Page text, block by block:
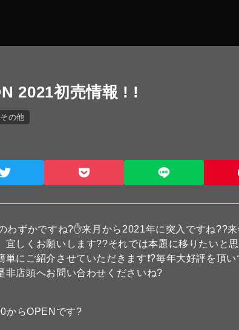
2021初売情報 ! !
その他
わずかですね?✋来月から2021年に突入ですね??
宜しくお願いします??それでは本題に移りたいと
単にご紹介させていただきます❗?毎年大好評を頂
非店頭へお問い合わせくださいね?
からOPENです?